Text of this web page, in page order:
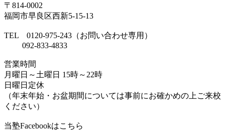
〒814-0002
福岡市早良区西新5-15-13
TEL 0120-975-243（お問い合わせ専用）
092-833-4833
営業時間
月曜日～土曜日 15時～22時
日曜日定休
（年末年始・お盆期間については事前にお確かめの上ご来校
ください）
当塾Facebookはこちら